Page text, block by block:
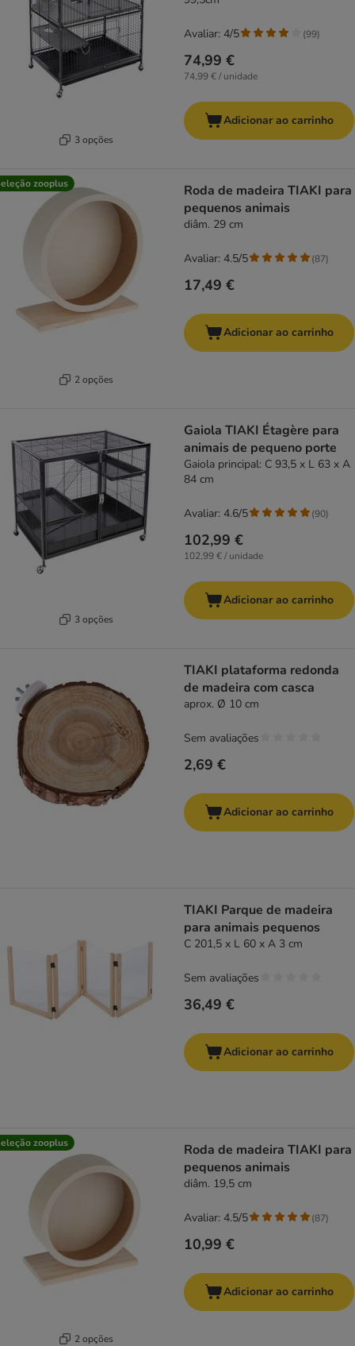
3 opções
74,99 €
74,99 € / unidade
Avaliar: 4/5 (99)
Adicionar ao carrinho
zooplus
2 opções
Roda de madeira TIAKI para
pequenos animais
diâm. 29 cm
17,49 €
Avaliar: 4.5/5 (87)
Adicionar ao carrinho
3 opções
Gaiola TIAKI Étagère para
animais de pequeno porte
Gaiola principal: C 93,5 x L 63 x A
84 cm
102,99 €
102,99 € / unidade
Avaliar: 4.6/5 (90)
Adicionar ao carrinho
TIAKI plataforma redonda
de madeira com casca
aprox. Ø 10 cm
2,69 €
Sem avaliações
Adicionar ao carrinho
TIAKI Parque de madeira
para animais pequenos
C 201,5 x L 60 x A 3 cm
36,49 €
Sem avaliações
Adicionar ao carrinho
zooplus
2 opções
Roda de madeira TIAKI para
pequenos animais
diâm. 19,5 cm
10,99 €
Avaliar: 4.5/5 (87)
Adicionar ao carrinho